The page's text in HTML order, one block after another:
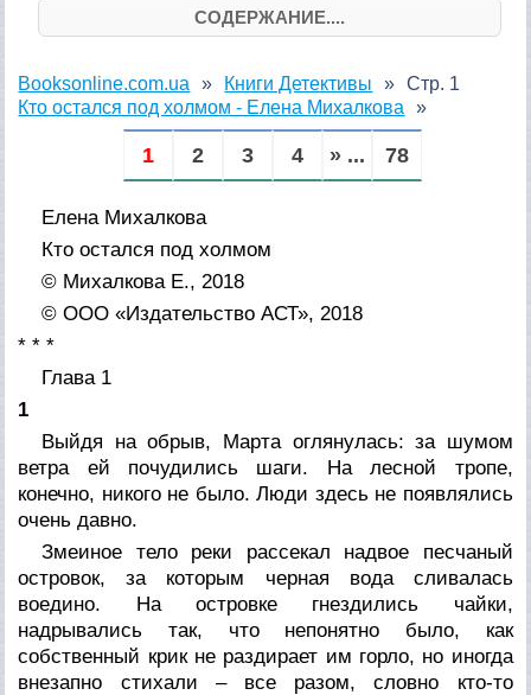
СОДЕРЖАНИЕ....
Booksonline.com.ua
Книги Детективы
Кто остался под холмом - Елена Михалкова
Стр. 1
1 2 3 4 » ... 78
Елена Михалкова
Кто остался под холмом
© Михалкова Е., 2018
© ООО «Издательство АСТ», 2018
* * *
Глава 1
1
Выйдя на обрыв, Марта оглянулась: за шумом
ветра ей почудились шаги. На лесной тропе,
конечно, никого не было. Люди здесь не появлялись
очень давно.
Змеиное тело реки рассекал надвое песчаный
островок, за которым черная вода сливалась
воедино. На островке гнездились чайки,
надрывались так, что непонятно было, как
собственный крик не раздирает им горло, но иногда
внезапно стихали – все разом, словно кто-то